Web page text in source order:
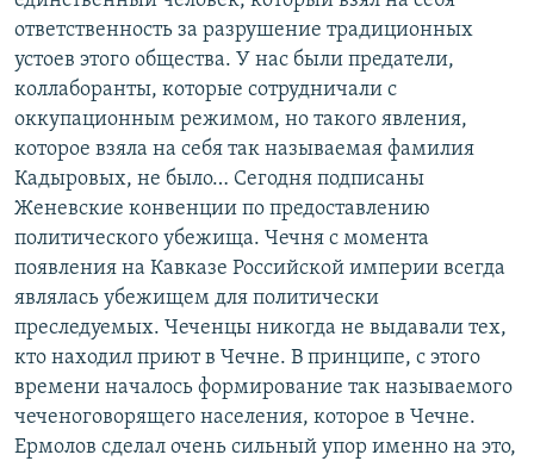
ответственность за разрушение традиционных
устоев этого общества. У нас были предатели,
коллаборанты, которые сотрудничали с
оккупационным режимом, но такого явления,
которое взяла на себя так называемая фамилия
Кадыровых, не было… Сегодня подписаны
Женевские конвенции по предоставлению
политического убежища. Чечня с момента
появления на Кавказе Российской империи всегда
являлась убежищем для политически
преследуемых. Чеченцы никогда не выдавали тех,
кто находил приют в Чечне. В принципе, с этого
времени началось формирование так называемого
чеченоговорящего населения, которое в Чечне.
Ермолов сделал очень сильный упор именно на это,